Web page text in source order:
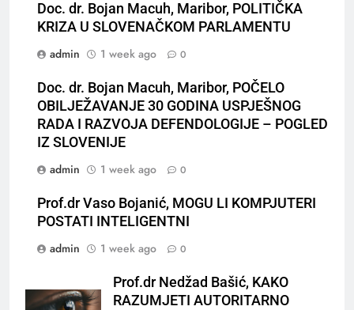
Doc. dr. Bojan Macuh, Maribor, POLITIČKA
KRIZA U SLOVENAČKOM PARLAMENTU
admin
1 week ago 0
Doc. dr. Bojan Macuh, Maribor, POČELO
OBILJEŽAVANJE 30 GODINA USPJEŠNOG
RADA I RAZVOJA DEFENDOLOGIJE – POGLED
IZ SLOVENIJE
admin
1 week ago 0
Prof.dr Vaso Bojanić, MOGU LI KOMPJUTERI
POSTATI INTELIGENTNI
admin
1 week ago 0
Prof.dr Nedžad Bašić, KAKO
RAZUMJETI AUTORITARNO